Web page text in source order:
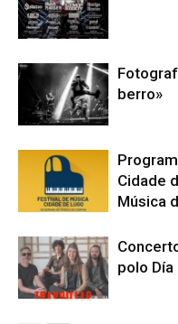
berro»
Cidade
Música
polo